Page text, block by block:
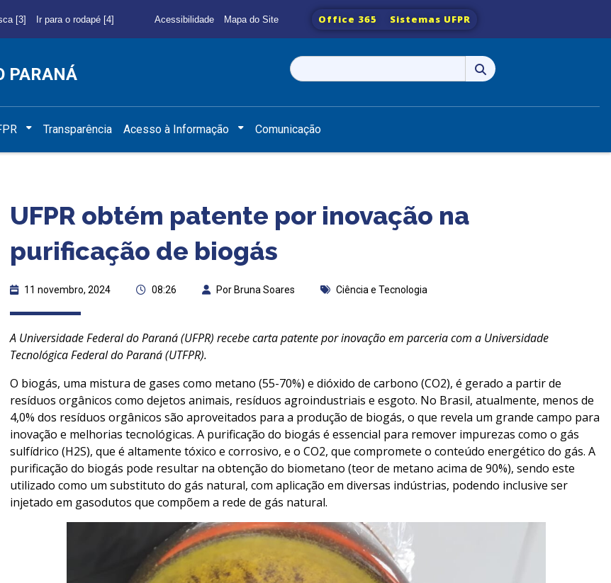
[3] Ir para o rodapé [4] Acessibilidade Mapa do Site Office 365 Sistemas UFPR
PARANÁ
Pesquisar
por:
Transparência Acesso à Informação Comunicação
UFPR obtém patente por inovação na
purificação de biogás
11 novembro, 2024 08:26 Por Bruna Soares Ciência e Tecnologia
A Universidade Federal do Paraná (UFPR) recebe carta patente por inovação em parceria com a Universidade
Tecnológica Federal do Paraná (UTFPR).
O biogás, uma mistura de gases como metano (55-70%) e dióxido de carbono (CO2), é gerado a partir de
resíduos orgânicos como dejetos animais, resíduos agroindustriais e esgoto. No Brasil, atualmente, menos de
4,0% dos resíduos orgânicos são aproveitados para a produção de biogás, o que revela um grande campo para
inovação e melhorias tecnológicas. A purificação do biogás é essencial para remover impurezas como o gás
sulfídrico (H2S), que é altamente tóxico e corrosivo, e o CO2, que compromete o conteúdo energético do gás. A
purificação do biogás pode resultar na obtenção do biometano (teor de metano acima de 90%), sendo este
utilizado como um substituto do gás natural, com aplicação em diversas indústrias, podendo inclusive ser
injetado em gasodutos que compõem a rede de gás natural.